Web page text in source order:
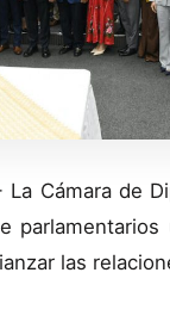
La Cámara de
parlamentarios
las